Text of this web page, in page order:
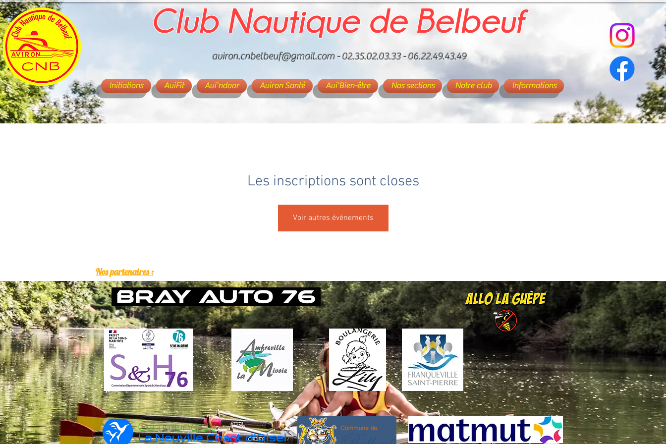
Club Nautique de Belbeuf
aviron.cnbelbeuf@gmail.com- 02.35.02.03.33 - 06.22.49.43.49
Initiations AviFit Avi'ndoor Aviron Santé Avi'Bien-être Nos sections Notre club Informations
Les inscriptions sont closes
Voir autres événements
Nos partenaires :